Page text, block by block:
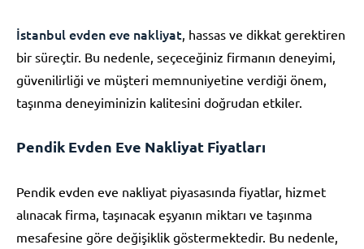
İstanbul evden eve nakliyat , hassas ve dikkat gerektiren
bir süreçtir. Bu nedenle, seçeceğiniz firmanın deneyimi,
güvenilirliği ve müşteri memnuniyetine verdiği önem,
taşınma deneyiminizin kalitesini doğrudan etkiler.
Pendik Evden Eve Nakliyat Fiyatları
Pendik evden eve nakliyat piyasasında fiyatlar, hizmet
alınacak firma, taşınacak eşyanın miktarı ve taşınma
mesafesine göre değişiklik göstermektedir. Bu nedenle,